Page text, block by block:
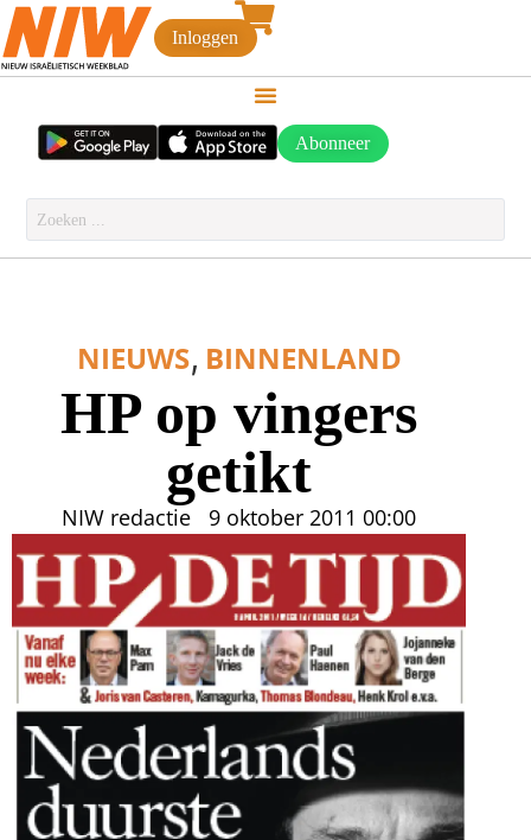
Inloggen
Abonneer
NIEUWS, BINNENLAND
HP op vingers
getikt
NIW redactie 9 oktober 2011 00:00